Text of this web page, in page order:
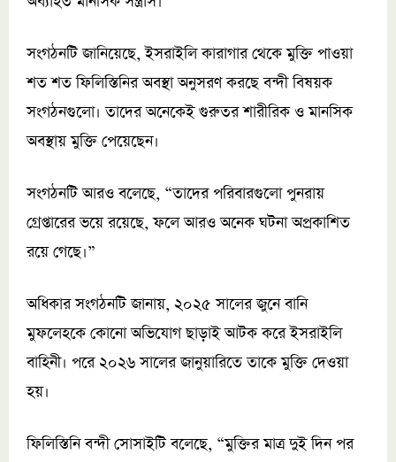
সংগঠনটি জানিয়েছে, ইসরাইলি কারাগার থেকে মুক্তি পাওয়া
শত শত ফিলিস্তিনির অবস্থা অনুসরণ করছে বন্দী বিষয়ক
সংগঠনগুলো। তাদের অনেকেই গুরুতর শারীরিক ও মানসিক
অবস্থায় মুক্তি পেয়েছেন।
সংগঠনটি আরও বলেছে, “তাদের পরিবারগুলো পুনরায়
গ্রেপ্তারের ভয়ে রয়েছে, ফলে আরও অনেক ঘটনা অপ্রকাশিত
রয়ে গেছে।”
অধিকার সংগঠনটি জানায়, ২০২৫ সালের জুনে বানি
মুফলেহকে কোনো অভিযোগ ছাড়াই আটক করে ইসরাইলি
বাহিনী। পরে ২০২৬ সালের জানুয়ারিতে তাকে মুক্তি দেওয়া
হয়।
ফিলিস্তিনি বন্দী সোসাইটি বলেছে, “মুক্তির মাত্র দুই দিন পর